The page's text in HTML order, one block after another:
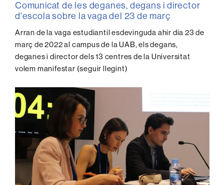
Comunicat de les deganes, degans i director
d'escola sobre la vaga del 23 de març
Arran de la vaga estudiantil esdevinguda ahir dia 23 de
març de 2022 al campus de la UAB, els degans,
deganes i director dels 13 centres de la Universitat
volem manifestar (seguir llegint)